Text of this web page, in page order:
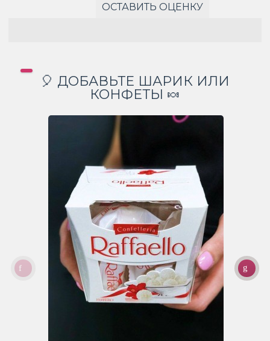
ОСТАВИТЬ ОЦЕНКУ
🎈 ДОБАВЬТЕ ШАРИК ИЛИ
КОНФЕТЫ 🍬